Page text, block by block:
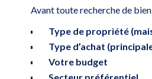
Avant toute recherche de
Type de propriété
Type d’achat
Votre budget
Secteur préférentiel